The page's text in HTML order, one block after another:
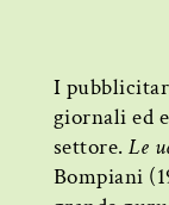
I
giornali ed
settore.Le
Bompiani